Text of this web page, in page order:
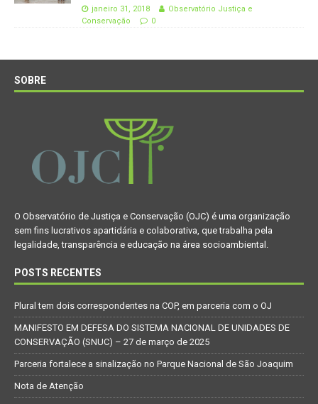
janeiro 31, 2018
Observatório Justiça e
Conservação
0
SOBRE
O Observatório de Justiça e Conservação (OJC) é uma organização
sem fins lucrativos apartidária e colaborativa, que trabalha pela
legalidade, transparência e educação na área socioambiental.
POSTS RECENTES
Plural tem dois correspondentes na COP, em parceria com o OJ
MANIFESTO EM DEFESA DO SISTEMA NACIONAL DE UNIDADES DE
CONSERVAÇÃO (SNUC) – 27 de março de 2025
Parceria fortalece a sinalização no Parque Nacional de São Joaquim
Nota de Atenção